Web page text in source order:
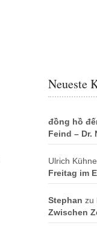
Neueste
đồng hồ
Feind – Dr.
Ulrich Kühne
Freitag im
Stephan zu
Zwischen